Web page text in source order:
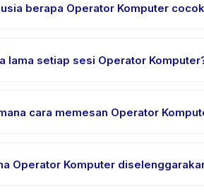
berapa Operator Komputer
mendapat tantangan yang sesuai.
lama setiap sesi Operator
cara memesan Operator
pembayaran berhasil.
Operator Komputer